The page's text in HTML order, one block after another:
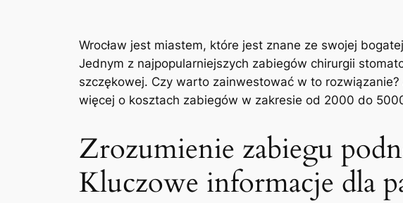
Wrocław jest miastem, które jest znane ze swojej
Jednym z najpopularniejszych ‌zabiegów​ chirurgii
⁤szczękowej. Czy⁣ warto zainwestować w to‍
więcej o kosztach zabiegów w zakresie od ​2000 do
Zrozumienie zabiegu
Kluczowe ‌informacje dla